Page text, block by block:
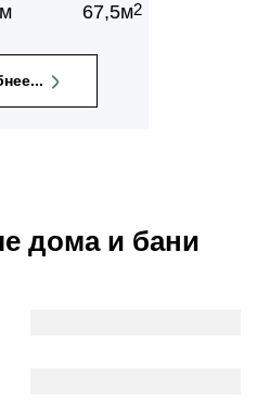
67,5м2
дома и бани